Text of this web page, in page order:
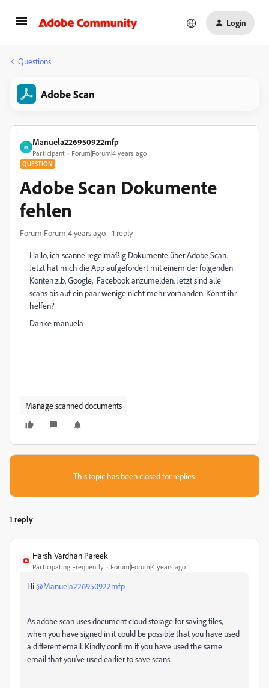
Login
Questions
Adobe Scan
M
Manuela226950922mfp
Participant Forum|Forum|4 years ago
QUESTION
Adobe Scan Dokumente
fehlen
Forum|Forum|4 years ago 1 reply
Hallo, ich scanne regelmäßig Dokumente über Adobe Scan.
Jetzt hat mich die App aufgefordert mit einem der folgenden
Konten z.b. Google, Facebook anzumelden. Jetzt sind alle
scans bis auf ein paar wenige nicht mehr vorhanden. Könnt ihr
helfen?
Danke manuela
Manage scanned documents
This topic has been closed for replies.
1 reply
Harsh Vardhan Pareek
Participating Frequently Forum|Forum|4 years ago
Hi@Manuela226950922mfp
As adobe scan uses document cloud storage for saving files,
when you have signed in it could be possible that you have used
a different email. Kindly confirm if you have used the same
email that you've used earlier to save scans.